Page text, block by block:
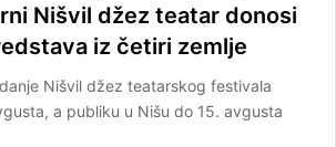
Nišvil džez teatar donosi
iz četiri zemlje
Nišvil džez teatarskog festivala
a publiku u Nišu do 15. avgusta